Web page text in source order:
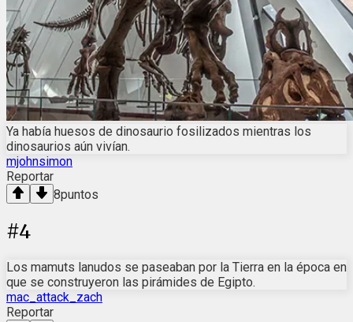
Ya había huesos de dinosaurio fosilizados mientras los
dinosaurios aún vivían.
mjohnsimon
Reportar
8puntos
#4
Los mamuts lanudos se paseaban por la Tierra en la época en
que se construyeron las pirámides de Egipto.
mac_attack_zach
Reportar